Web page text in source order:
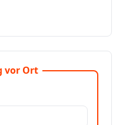
vor Ort